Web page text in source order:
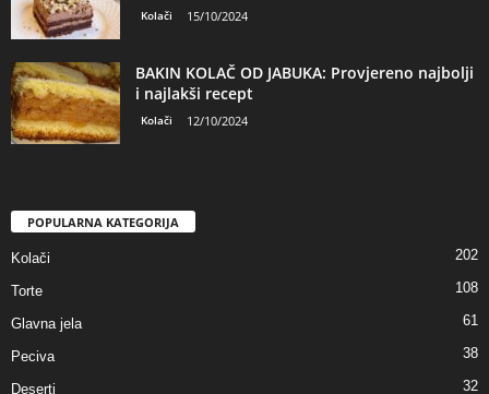
Kolači 15/10/2024
BAKIN KOLAČ OD JABUKA: Provjereno najbolji
i najlakši recept
Kolači 12/10/2024
POPULARNA KATEGORIJA
Kolači 202
Torte 108
Glavna jela 61
Peciva 38
Deserti 32